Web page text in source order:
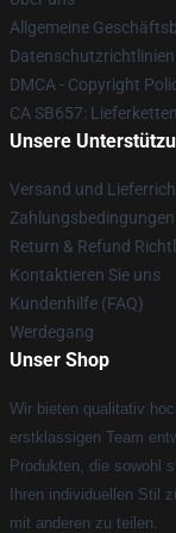
Allgemeine
Datenschutzrichtlinien
DMCA - Copyright
CA SB657:
Unsere
Versand und
Zahlungsbedingungen
Return & Refund
Kontaktieren Sie uns
Kundenhilfe (FAQ)
Werdegang
Unser Shop
Wir bieten qualitativ
erstklassigen Team
Produkten, die sowohl
Ihren individuellen Stil
mit anderen zu teilen.